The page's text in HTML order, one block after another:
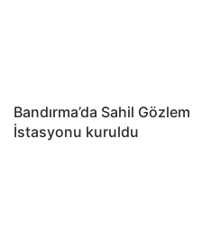
Bandırma’da Sahil Gözlem
İstasyonu kuruldu